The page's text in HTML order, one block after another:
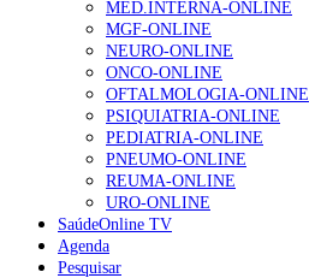
MED.INTERNA-ONLINE
MGF-ONLINE
NEURO-ONLINE
ONCO-ONLINE
OFTALMOLOGIA-ONLINE
PSIQUIATRIA-ONLINE
PEDIATRIA-ONLINE
PNEUMO-ONLINE
REUMA-ONLINE
URO-ONLINE
SaúdeOnline TV
Agenda
Pesquisar